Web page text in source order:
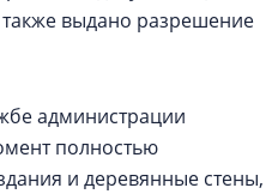
выдано разрешение
администрации
полностью
и деревянные стены,